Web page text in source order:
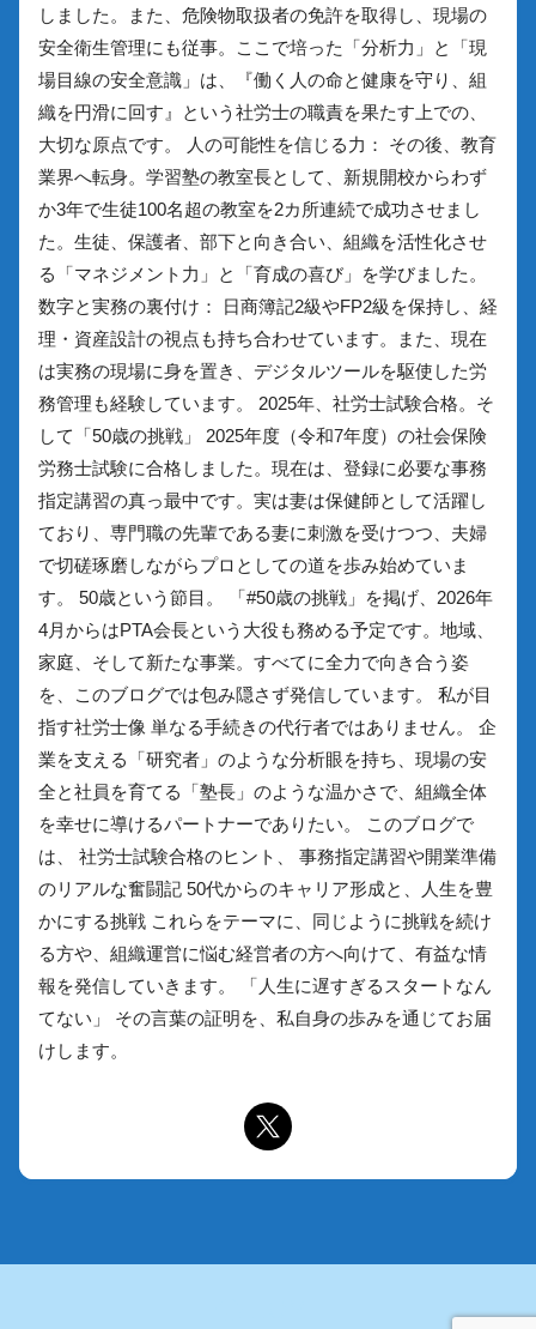
しました。また、危険物取扱者の免許を取得し、現場の
安全衛生管理にも従事。ここで培った「分析力」と「現
場目線の安全意識」は、『働く人の命と健康を守り、組
織を円滑に回す』という社労士の職責を果たす上での、
大切な原点です。 人の可能性を信じる力： その後、教育
業界へ転身。学習塾の教室長として、新規開校からわず
か3年で生徒100名超の教室を2カ所連続で成功させまし
た。生徒、保護者、部下と向き合い、組織を活性化させ
る「マネジメント力」と「育成の喜び」を学びました。
数字と実務の裏付け： 日商簿記2級やFP2級を保持し、経
理・資産設計の視点も持ち合わせています。また、現在
は実務の現場に身を置き、デジタルツールを駆使した労
務管理も経験しています。 2025年、社労士試験合格。そ
して「50歳の挑戦」 2025年度（令和7年度）の社会保険
労務士試験に合格しました。現在は、登録に必要な事務
指定講習の真っ最中です。実は妻は保健師として活躍し
ており、専門職の先輩である妻に刺激を受けつつ、夫婦
で切磋琢磨しながらプロとしての道を歩み始めていま
す。 50歳という節目。 「#50歳の挑戦」を掲げ、2026年
4月からはPTA会長という大役も務める予定です。地域、
家庭、そして新たな事業。すべてに全力で向き合う姿
を、このブログでは包み隠さず発信しています。 私が目
指す社労士像 単なる手続きの代行者ではありません。 企
業を支える「研究者」のような分析眼を持ち、現場の安
全と社員を育てる「塾長」のような温かさで、組織全体
を幸せに導けるパートナーでありたい。 このブログで
は、 社労士試験合格のヒント、 事務指定講習や開業準備
のリアルな奮闘記 50代からのキャリア形成と、人生を豊
かにする挑戦 これらをテーマに、同じように挑戦を続け
る方や、組織運営に悩む経営者の方へ向けて、有益な情
報を発信していきます。 「人生に遅すぎるスタートなん
てない」 その言葉の証明を、私自身の歩みを通じてお届
けします。